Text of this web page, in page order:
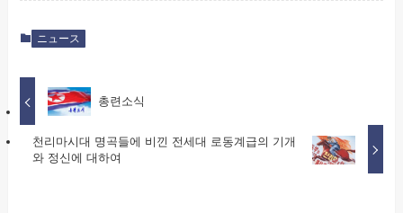
ニュース
총련소식
천리마시대 명곡들에 비낀 전세대 로동계급의 기개
와 정신에 대하여